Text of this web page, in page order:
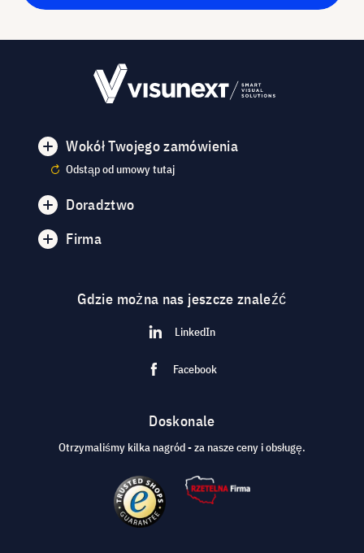
Wokół Twojego zamówienia
Odstąp od umowy tutaj
Doradztwo
Firma
Gdzie można nas jeszcze znaleźć
LinkedIn
Facebook
Doskonale
Otrzymaliśmy kilka nagród - za nasze ceny i obsługę.